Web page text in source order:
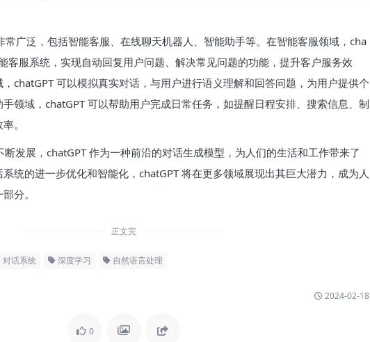
常广泛，包括智能客服、在线聊天机器人、智能助手等。在智能客服领域，cha
客服系统，实现自动回复用户问题、解决常见问题的功能，提升客户服务效
chatGPT 可以模拟真实对话，与用户进行语义理解和回答问题，为用户提供个
领域，chatGPT 可以帮助用户完成日常任务，如提醒日程安排、搜索信息、制
。
发展，chatGPT 作为一种前沿的对话生成模型，为人们的生活和工作带来了
统的进一步优化和智能化，chatGPT 将在更多领域展现出其巨大潜力，成为人
分。
正文完
对话系统 深度学习 自然语言处理
2024-02-18
0